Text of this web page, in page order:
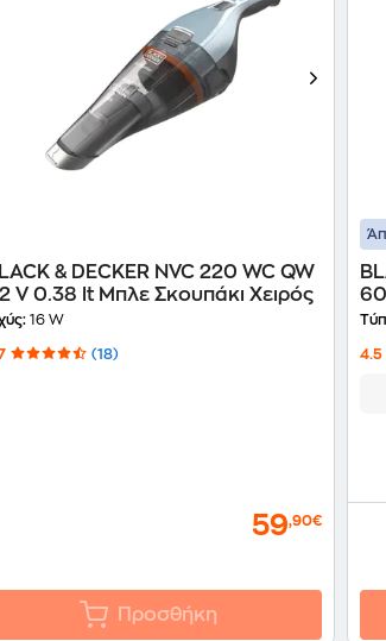
& DECKER NVC 220 WC QW
V 0.38 lt Μπλε Σκουπάκι Χειρός
16 W
(18)
59,90€
Προσθήκη
4.5